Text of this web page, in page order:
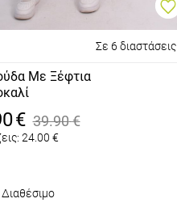
Σε 6 διαστάσεις
Με Ξέφτια
€ 39.90€
24.00 €